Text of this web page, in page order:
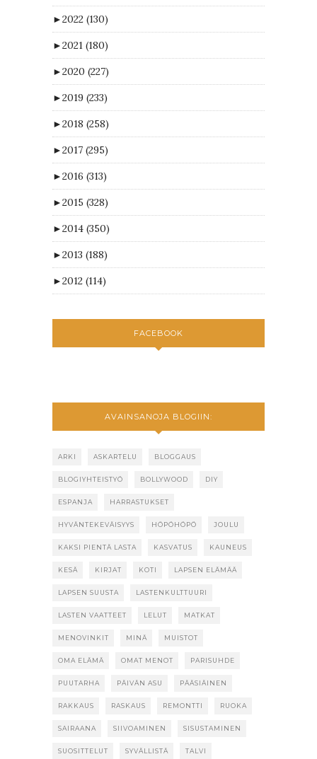
►2022 (130)
►2021 (180)
►2020 (227)
►2019 (233)
►2018 (258)
►2017 (295)
►2016 (313)
►2015 (328)
►2014 (350)
►2013 (188)
►2012 (114)
FACEBOOK
AVAINSANOJA BLOGIIN:
ARKI ASKARTELU BLOGGAUS
BLOGIYHTEISTYÖ BOLLYWOOD DIY
ESPANJA HARRASTUKSET
HYVÄNTEKEVÄISYYS HÖPÖHÖPÖ JOULU
KAKSI PIENTÄ LASTA KASVATUS KAUNEUS
KESÄ KIRJAT KOTI LAPSEN ELÄMÄÄ
LAPSEN SUUSTA LASTENKULTTUURI
LASTEN VAATTEET LELUT MATKAT
MENOVINKIT MINÄ MUISTOT
OMA ELÄMÄ OMAT MENOT PARISUHDE
PUUTARHA PÄIVÄN ASU PÄÄSIÄINEN
RAKKAUS RASKAUS REMONTTI RUOKA
SAIRAANA SIIVOAMINEN SISUSTAMINEN
SUOSITTELUT SYVÄLLISTÄ TALVI